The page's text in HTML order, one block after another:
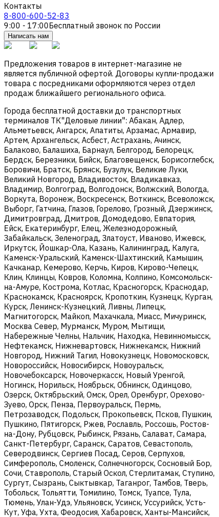
Контакты
8-800-600-52-83
9:00 - 17:00Бесплатный звонок по России
Написать нам
Предложения товаров в интернет-магазине не
является публичной офертой. Договоры купли-продажи
товара с посредниками оформляются через отдел
продаж ближайшего регионального офиса.
Города бесплатной доставки до транспортных
терминалов ТК"Деловые линии": Абакан, Адлер,
Альметьевск, Ангарск, Апатиты, Арзамас, Армавир,
Артем, Архангельск, Асбест, Астрахань, Ачинск,
Балаково, Балашиха, Барнаул, Белгород, Белорецк,
Бердск, Березники, Бийск, Благовещенск, Борисоглебск,
Боровичи, Братск, Брянск, Бузулук, Великие Луки,
Великий Новгород, Владивосток, Владикавказ,
Владимир, Волгоград, Волгодонск, Волжский, Вологда,
Воркута, Воронеж, Воскресенск, Воткинск, Всеволожск,
Выборг, Гатчина, Глазов, Горелово, Грозный, Дзержинск,
Димитровград, Дмитров, Домодедово, Евпатория,
Ейск, Екатеринбург, Елец, Железнодорожный,
Забайкальск, Зеленоград, Златоуст, Иваново, Ижевск,
Иркутск, Йошкар-Ола, Казань, Калининград, Калуга,
Каменск-Уральский, Каменск-Шахтинский, Камышин,
Качканар, Кемерово, Керчь, Киров, Кирово-Чепецк,
Клин, Клинцы, Ковров, Коломна, Колпино, Комсомольск-
на-Амуре, Кострома, Котлас, Красногорск, Краснодар,
Краснокамск, Красноярск, Кропоткин, Кузнецк, Курган,
Курск, Ленинск-Кузнецкий, Ливны, Липецк,
Магнитогорск, Майкоп, Махачкала, Миасс, Мичуринск,
Москва Север, Мурманск, Муром, Мытищи,
Набережные Челны, Нальчик, Находка, Невинномысск,
Нефтекамск, Нижневартовск, Нижнекамск, Нижний
Новгород, Нижний Тагил, Новокузнецк, Новомосковск,
Новороссийск, Новосибирск, Новоуральск,
Новочебоксарск, Новочеркасск, Новый Уренгой,
Ногинск, Норильск, Ноябрьск, Обнинск, Одинцово,
Озерск, Октябрьский, Омск, Орел, Оренбург, Орехово-
Зуево, Орск, Пенза, Первоуральск, Пермь,
Петрозаводск, Подольск, Прокопьевск, Псков, Пушкин,
Пушкино, Пятигорск, Ржев, Рославль, Россошь, Ростов-
на-Дону, Рубцовск, Рыбинск, Рязань, Салават, Самара,
Санкт-Петербург, Саранск, Саратов, Севастополь,
Северодвинск, Сергиев Посад, Серов, Серпухов,
Симферополь, Смоленск, Солнечногорск, Сосновый Бор,
Сочи, Ставрополь, Старый Оскол, Стерлитамак, Ступино,
Сургут, Сызрань, Сыктывкар, Таганрог, Тамбов, Тверь,
Тобольск, Тольятти, Томилино, Томск, Туапсе, Тула,
Тюмень, Улан-Удэ, Ульяновск, Усинск, Уссурийск, Усть-
Кут, Уфа, Ухта, Феодосия, Хабаровск, Ханты-Мансийск,